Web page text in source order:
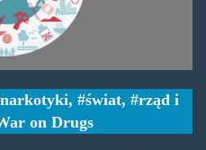
narkotyki, świat,
rząd i
on Drugs